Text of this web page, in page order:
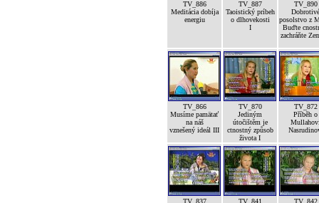
TV_886
Meditácia dobíja
energiu
TV_887
Taoistický príbeh
o dlhovekosti
I
TV_890
Dobrotivé
posolstvo z
Buďte
zachráňte
TV_866
Musíme pamätať
na náš
vznešený ideál III
TV_870
Jediným
útočištěm je
ctnostný způsob
života I
TV_872
Příběh o
TV_837
TV_841
TV_842